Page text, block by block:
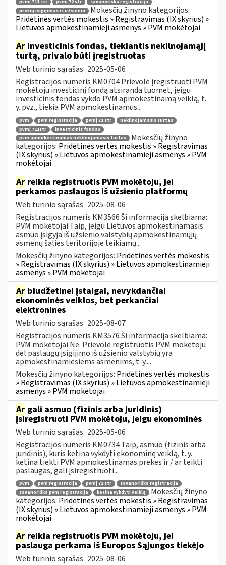
pvmį 711 str
pvmį 72 str
savanoriška registracija
prekių įsigijimas iš užsienio
Mokesčių žinyno kategorijos:
Pridėtinės vertės mokestis » Registravimas (IX skyrius) »
Lietuvos apmokestinamieji asmenys » PVM mokėtojai
Ar investicinis fondas, tiekiantis nekilnojamąjį
turtą, privalo būti įregistruotas
Web turinio sąrašas 2025-05-06
Registracijos numeris KM0704 Prievolė įregistruoti PVM
mokėtoju investicinį fondą atsiranda tuomet, jeigu
investicinis fondas vykdo PVM apmokestinamą veiklą, t.
y. pvz., tiekia PVM apmokestinamus...
pvm pvm registracija pvmį 71 str
nekilnojamasis turtas
pvmį 711str
investicinis fondas
pvm apmokestinamas nekilnojamasis turtas
Mokesčių žinyno
kategorijos: Pridėtinės vertės mokestis » Registravimas
(IX skyrius) » Lietuvos apmokestinamieji asmenys » PVM
mokėtojai
Ar reikia registruotis PVM mokėtoju, jei
perkamos paslaugos iš užsienio platformų
Web turinio sąrašas 2025-08-06
Registracijos numeris KM3566 Ši informacija skelbiama:
PVM mokėtojai Taip, jeigu Lietuvos apmokestinamasis
asmuo įsigyja iš užsienio valstybių apmokestinamųjų
asmenų šalies teritorijoje teikiamų...
Mokesčių žinyno kategorijos: Pridėtinės vertės mokestis
» Registravimas (IX skyrius) » Lietuvos apmokestinamieji
asmenys » PVM mokėtojai
Ar biudžetinei įstaigai, nevykdančiai
ekonominės veiklos, bet perkančiai
elektronines
Web turinio sąrašas 2025-08-07
Registracijos numeris KM3576 Ši informacija skelbiama:
PVM mokėtojai Ne. Prievolė registruotis PVM mokėtoju
dėl paslaugų įsigijimo iš užsienio valstybių yra
apmokestinamiesiems asmenims, t. y....
Mokesčių žinyno kategorijos: Pridėtinės vertės mokestis
» Registravimas (IX skyrius) » Lietuvos apmokestinamieji
asmenys » PVM mokėtojai
Ar gali asmuo (fizinis arba juridinis)
įsiregistruoti PVM mokėtoju, jeigu ekonominės
Web turinio sąrašas 2025-05-06
Registracijos numeris KM0734 Taip, asmuo (fizinis arba
juridinis), kuris ketina vykdyti ekonominę veiklą, t. y.
ketina tiekti PVM apmokestinamas prekes ir / ar teikti
paslaugas, gali įsiregistruoti...
pvm pvm registracija pvmį 72 str
savanoriška registracija
savanoriška pvm registracija
ketina vykdyti veiklą
Mokesčių žinyno
kategorijos: Pridėtinės vertės mokestis » Registravimas
(IX skyrius) » Lietuvos apmokestinamieji asmenys » PVM
mokėtojai
Ar reikia registruotis PVM mokėtoju, jei
paslauga perkama iš Europos Sąjungos tiekėjo
Web turinio sąrašas 2025-08-06